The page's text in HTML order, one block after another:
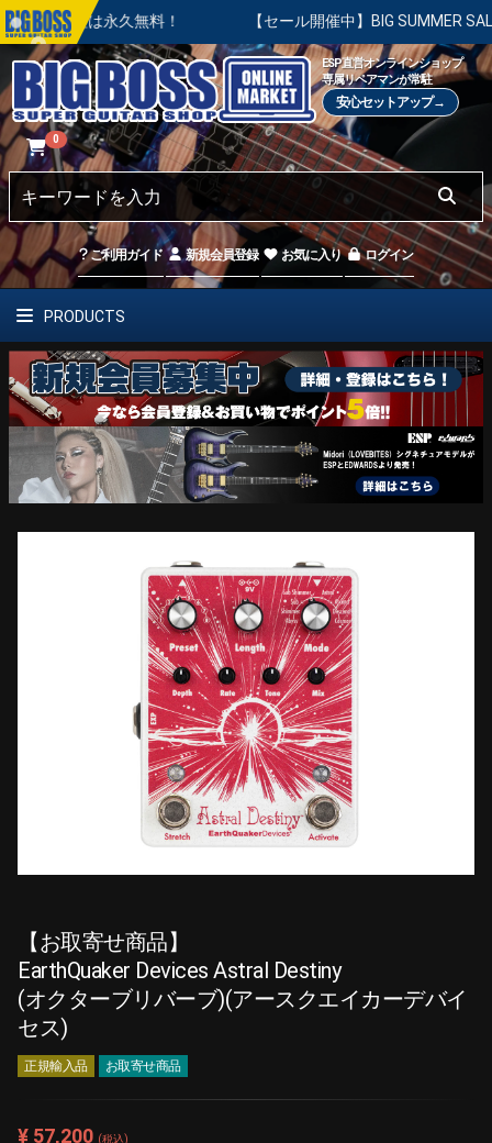
永久無料！ 【セール開催中】BIG SUMMER SALE | 対象の
ESP直営オンラインショップ
専属リペアマンが常駐
安心セットアップ→
0
ご利用ガイド 新規会員登録 お気に入り ログイン
PRODUCTS
【お取寄せ商品】
EarthQuaker Devices Astral Destiny
(オクターブリバーブ)(アースクエイカーデバイ
セス)
正規輸入品 お取寄せ商品
¥ 57,200 (税込)